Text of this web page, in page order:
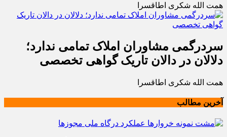
همت الله شکری اطاقسرا
سردرگمی مشاوران املاک تمامی ندارد؛
دلالان در دالان تاریک گواهی تخصصی
همت الله شکری اطاقسرا
آخرین مطالب